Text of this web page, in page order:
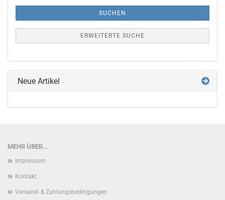
SUCHEN
ERWEITERTE SUCHE
Neue Artikel
MEHR ÜBER...
Impressum
Kontakt
Versand- & Zahlungsbedingungen